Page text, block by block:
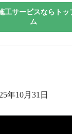
工サービスならトッ
ム
年10月31日